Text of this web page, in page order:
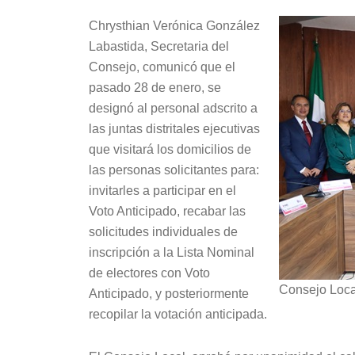
Consejo
Chrysthian Verónica González
Labastida, Secretaria del
Consejo, comunicó que el
pasado 28 de enero, se
designó al personal adscrito a
las juntas distritales ejecutivas
que visitará los domicilios de
las personas solicitantes para:
invitarles a participar en el
Voto Anticipado, recabar las
solicitudes individuales de
inscripción a la Lista Nominal
de electores con Voto
Anticipado, y posteriormente
recopilar la votación anticipada.